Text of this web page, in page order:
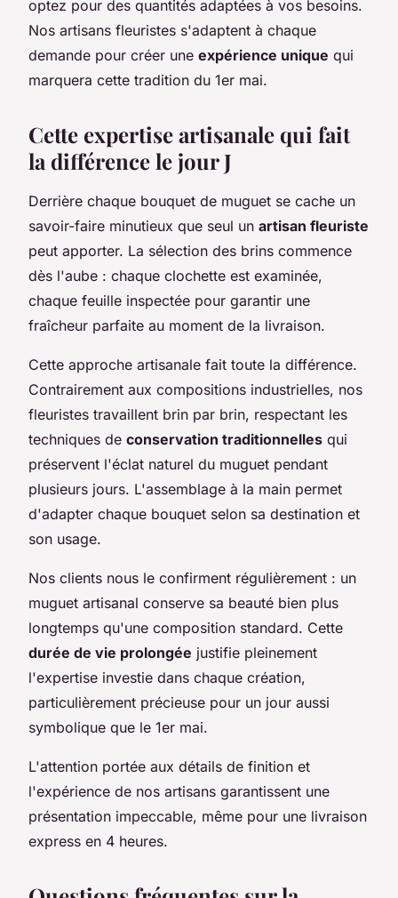
optez pour des quantités adaptées à vos besoins.
Nos artisans fleuristes s'adaptent à chaque
demande pour créer une expérience unique qui
marquera cette tradition du 1er mai.
Cette expertise artisanale qui fait
la différence le jour J
Derrière chaque bouquet de muguet se cache un
savoir-faire minutieux que seul un artisan fleuriste
peut apporter. La sélection des brins commence
dès l'aube : chaque clochette est examinée,
chaque feuille inspectée pour garantir une
fraîcheur parfaite au moment de la livraison.
Cette approche artisanale fait toute la différence.
Contrairement aux compositions industrielles, nos
fleuristes travaillent brin par brin, respectant les
techniques de conservation traditionnelles qui
préservent l'éclat naturel du muguet pendant
plusieurs jours. L'assemblage à la main permet
d'adapter chaque bouquet selon sa destination et
son usage.
Nos clients nous le confirment régulièrement : un
muguet artisanal conserve sa beauté bien plus
longtemps qu'une composition standard. Cette
durée de vie prolongée justifie pleinement
l'expertise investie dans chaque création,
particulièrement précieuse pour un jour aussi
symbolique que le 1er mai.
L'attention portée aux détails de finition et
l'expérience de nos artisans garantissent une
présentation impeccable, même pour une livraison
express en 4 heures.